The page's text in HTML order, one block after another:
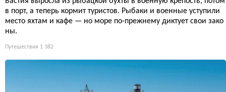
в порт, а теперь кормит туристов. Рыбаки и военные уступили
место яхтам и кафе — но море по-прежнему диктует свои зако
ны.
Путешествия 1 382